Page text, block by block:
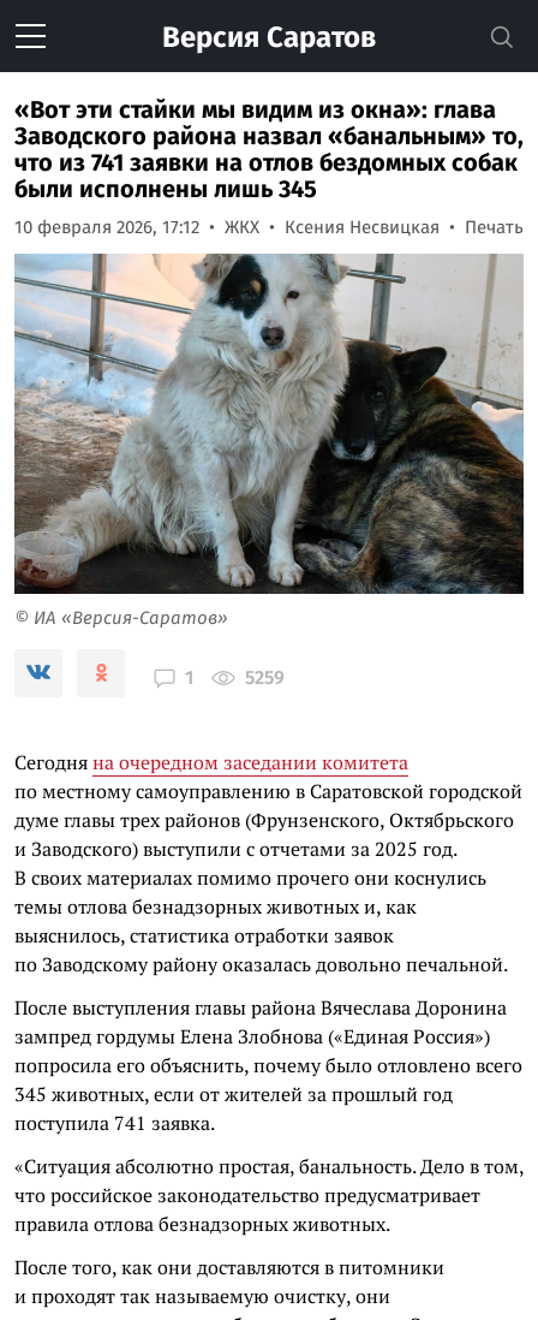
Версия Саратов
«Вот эти стайки мы видим из окна»: глава
Заводского района назвал «банальным» то,
что из 741 заявки на отлов бездомных собак
были исполнены лишь 345
10 февраля 2026, 17:12 ЖКХ Ксения Несвицкая Печать
© ИА «Версия-Саратов»
1 5259
Сегодняна очередном заседании комитета
по местному самоуправлению в Саратовской городской
думе главы трех районов (Фрунзенского, Октябрьского
и Заводского) выступили с отчетами за 2025 год.
В своих материалах помимо прочего они коснулись
темы отлова безнадзорных животных и, как
выяснилось, статистика отработки заявок
по Заводскому району оказалась довольно печальной.
После выступления главы района Вячеслава Доронина
зампред гордумы Елена Злобнова («Единая Россия»)
попросила его объяснить, почему было отловлено всего
345 животных, если от жителей за прошлый год
поступила 741 заявка.
«Ситуация абсолютно простая, банальность. Дело в том,
что российское законодательство предусматривает
правила отлова безнадзорных животных.
После того, как они доставляются в питомники
и проходят так называемую очистку, они